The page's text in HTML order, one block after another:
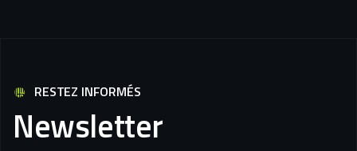
RESTEZ INFORMÉS
Newsletter